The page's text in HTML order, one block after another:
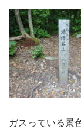
ガスっている景